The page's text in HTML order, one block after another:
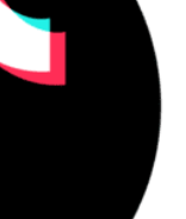
Chúng tích hợp
tiết kiệm năng lượng
giảm tiêu thụ điện
in laser Brother
mạng, cho phép bạn
nối Ethernet hoặc